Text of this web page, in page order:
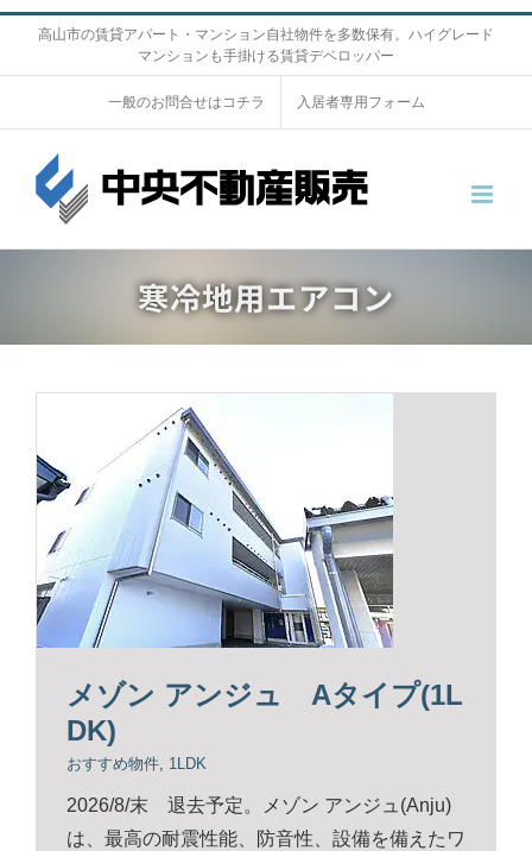
p
高山市の賃貸アパート・マンション自社物件を多数保有。ハイグレード
マンションも手掛ける賃貸デベロッパー
一般のお問合せはコチラ 入居者専用フォーム
寒冷地用エアコン
メゾン アンジュ Aタイプ(1L
DK)
おすすめ物件, 1LDK
2026/8/末 退去予定。メゾン アンジュ(Anju)
は、最高の耐震性能、防音性、設備を備えたワ